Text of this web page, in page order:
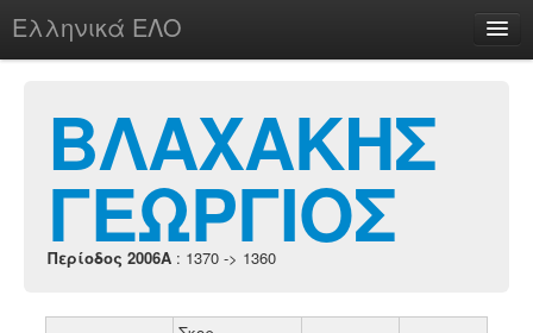
Ελληνικά ΕΛΟ
chesstu.be @ discord
Login
ΒΛΑΧΑΚΗΣ
ΓΕΩΡΓΙΟΣ
Περίοδος 2006A : 1370 -> 1360